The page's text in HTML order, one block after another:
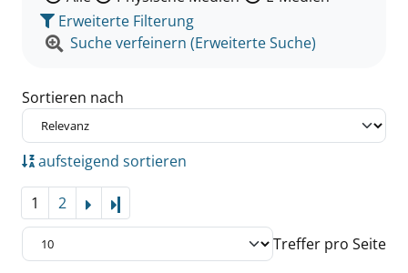
Erweiterte Filterung
Suche verfeinern (Erweiterte Suche)
Sortieren nach
aufsteigend sortieren
1 2
Treffer pro Seite